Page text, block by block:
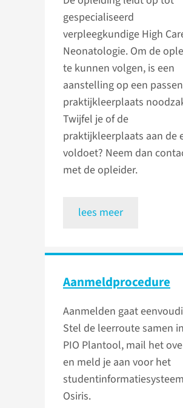
gespecialiseerd
verpleegkundige High
Neonatologie. Om de
te kunnen volgen, is een
aanstelling op een
praktijkleerplaats
Twijfel je of de
praktijkleerplaats aan de
voldoet? Neem dan
met de opleider.
lees meer
Aanmeldprocedure
Aanmelden gaat
Stel de leerroute samen
PIO Plantool, mail het
en meld je aan voor het
studentinformatiesysteem
Osiris.